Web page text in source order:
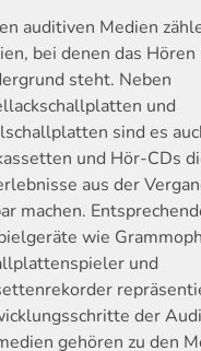
auditiven Medien
bei denen das Hören
steht. Neben
und
sind es
und Hör-CDs
aus der
machen.
wie
und
der
gehören zu den